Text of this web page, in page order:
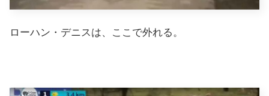
ローハン・デニスは、ここで外れる。